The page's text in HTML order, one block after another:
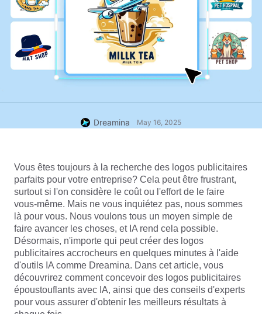
Dreamina May 16, 2025
Vous êtes toujours à la recherche des logos publicitaires
parfaits pour votre entreprise? Cela peut être frustrant,
surtout si l'on considère le coût ou l'effort de le faire
vous-même. Mais ne vous inquiétez pas, nous sommes
là pour vous. Nous voulons tous un moyen simple de
faire avancer les choses, et IA rend cela possible.
Désormais, n'importe qui peut créer des logos
publicitaires accrocheurs en quelques minutes à l'aide
d'outils IA comme Dreamina. Dans cet article, vous
découvrirez comment concevoir des logos publicitaires
époustouflants avec IA, ainsi que des conseils d'experts
pour vous assurer d'obtenir les meilleurs résultats à